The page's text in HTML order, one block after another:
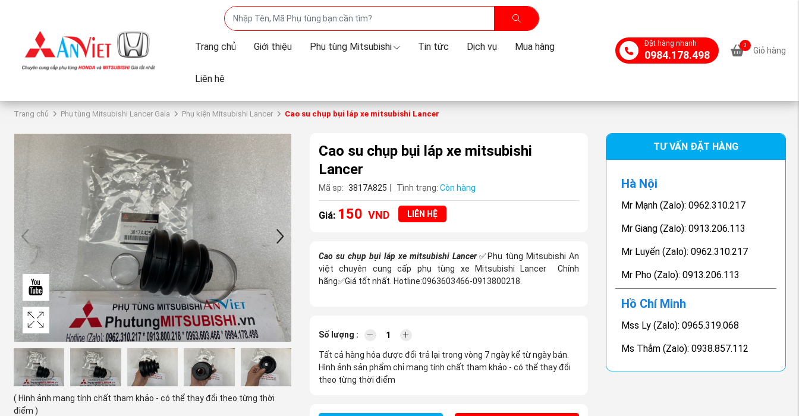
Trang chủ Giới thiệu Phụ tùng Mitsubishi Tin tức Dịch vụ Mua hàng
Liên hệ
Đặt hàng nhanh
0984.178.498
0
Giỏ hàng
Trang chủ Phụ tùng Mitsubishi Lancer Gala Phụ kiện Mitsubishi Lancer Cao su chụp bụi láp xe mitsubishi Lancer
( Hình ảnh mang tính chất tham khảo - có thể thay đổi theo từng thời
điểm )
Cao su chụp bụi láp xe mitsubishi
Lancer
Mã sp: 3817A825 Tình trạng: Còn hàng
Giá: 150 VND LIÊN HỆ
Cao su chụp bụi láp xe mitsubishi Lancer✅ Phụ tùng Mitsubishi An
việt chuyên cung cấp phụ tùng xe Mitsubishi Lancer
Chính
hãng✅Giá tốt nhất. Hotline:0963603466-0913800218.
Số lượng :
Tất cả hàng hóa được đổi trả lại trong vòng 7 ngày kể từ ngày bán.
Hình ảnh sản phẩm chỉ mang tính chất tham khảo - có thể thay đổi
theo từng thời điểm
TƯ VẤN ĐẶT HÀNG
Hà Nội
Mr Mạnh (Zalo): 0962.310.217
Mr Giang (Zalo): 0913.206.113
Mr Luyến (Zalo): 0962.310.217
Mr Pho (Zalo): 0913.206.113
Hồ Chí Minh
Mss Ly (Zalo): 0965.319.068
Ms Thắm (Zalo): 0938.857.112